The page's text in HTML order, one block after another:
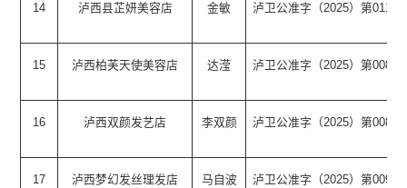
14 泸西县芷妍美容店 金敏 泸卫公准字（2025）第0110
15 泸西柏芙天使美容店 达滢 泸卫公准字（2025）第0085
16 泸西双颜发艺店 李双颜 泸卫公准字（2025）第0087
17 泸西梦幻发丝理发店 马自波 泸卫公准字（2025）第0091